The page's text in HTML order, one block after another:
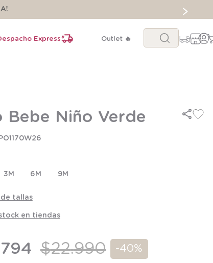
Express Outlet 🔥
Buscar...
Bebe Niño Verde
3M 6M 9M
de tallas
en tiendas
794 $22.990 -40%